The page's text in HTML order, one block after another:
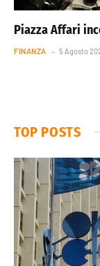
Piazza Affari
FINANZA 5 Agosto
TOP POSTS